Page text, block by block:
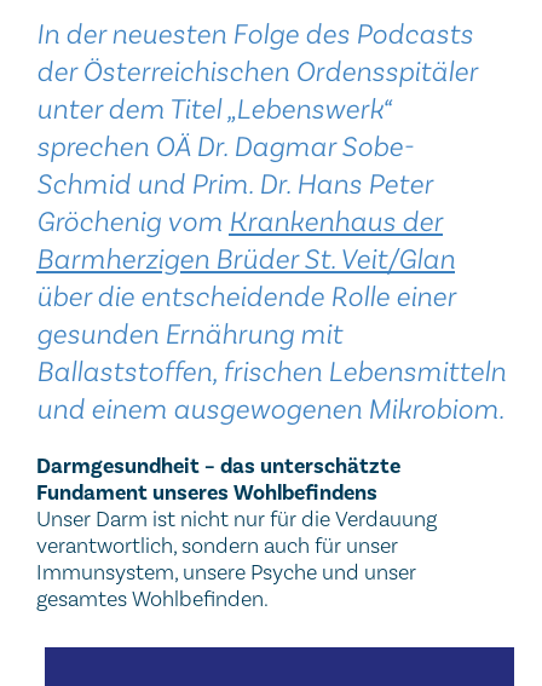
In der neuesten Folge des Podcasts
der Österreichischen Ordensspitäler
unter dem Titel „Lebenswerk“
sprechen OÄ Dr. Dagmar Sobe-
Schmid und Prim. Dr. Hans Peter
Gröchenig vom Krankenhaus der
Barmherzigen Brüder St. Veit/Glan
über die entscheidende Rolle einer
gesunden Ernährung mit
Ballaststoffen, frischen Lebensmitteln
und einem ausgewogenen Mikrobiom.
Darmgesundheit – das unterschätzte
Fundament unseres Wohlbefindens
Unser Darm ist nicht nur für die Verdauung
verantwortlich, sondern auch für unser
Immunsystem, unsere Psyche und unser
gesamtes Wohlbefinden.